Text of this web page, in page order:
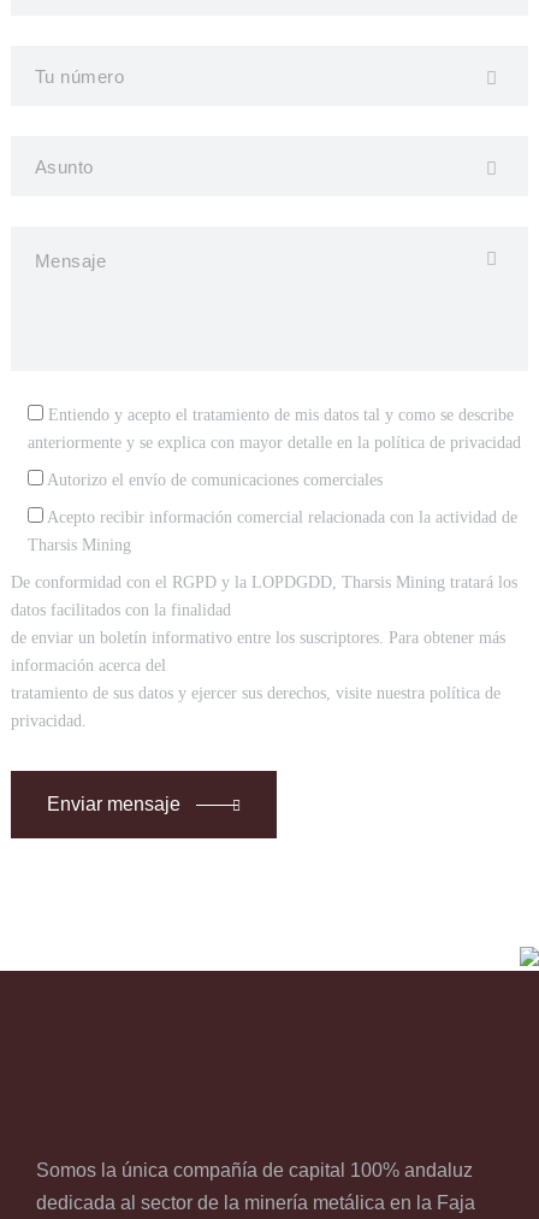
Entiendo y acepto el tratamiento de mis datos tal y como se describe
anteriormente y se explica con mayor detalle en la política de privacidad
Autorizo el envío de comunicaciones comerciales
Acepto recibir información comercial relacionada con la actividad de
Tharsis Mining
De conformidad con el RGPD y la LOPDGDD, Tharsis Mining tratará los
datos facilitados con la finalidad
de enviar un boletín informativo entre los suscriptores. Para obtener más
información acerca del
tratamiento de sus datos y ejercer sus derechos, visite nuestra política de
privacidad.
Enviar mensaje
Somos la única compañía de capital 100% andaluz
dedicada al sector de la minería metálica en la Faja